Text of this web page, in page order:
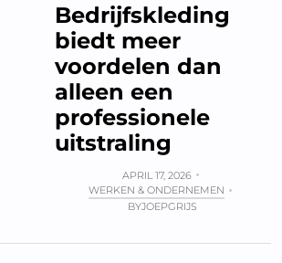
Bedrijfskleding
biedt meer
voordelen dan
alleen een
professionele
uitstraling
APRIL 17, 2026
WERKEN & ONDERNEMEN
BYJOEPGRIJS